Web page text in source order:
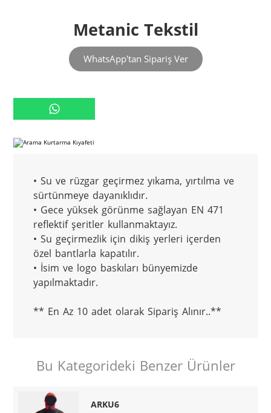
Metanic Tekstil
WhatsApp'tan Sipariş Ver
• Su ve rüzgar geçirmez yıkama, yırtılma ve
sürtünmeye dayanıklıdır.
• Gece yüksek görünme sağlayan EN 471
reflektif şeritler kullanmaktayız.
• Su geçirmezlik için dikiş yerleri içerden
özel bantlarla kapatılır.
• İsim ve logo baskıları bünyemizde
yapılmaktadır.
** En Az 10 adet olarak Sipariş Alınır..**
Bu Kategorideki Benzer Ürünler
ARKU6